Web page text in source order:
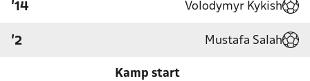
'14 Volodymyr Kykish
'2 Mustafa Salah
Kamp start